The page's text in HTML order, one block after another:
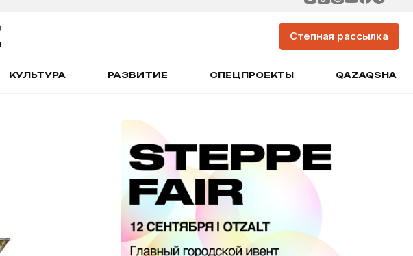
Степная рассылка
КУЛЬТУРА РАЗВИТИЕ СПЕЦПРОЕКТЫ QAZAQSHA